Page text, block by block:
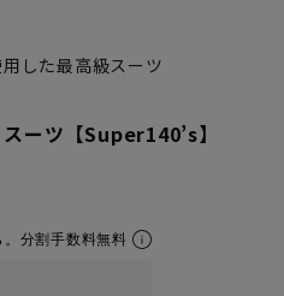
した最高級スーツ
ーツ【Super140’s】
。分割手数料無料